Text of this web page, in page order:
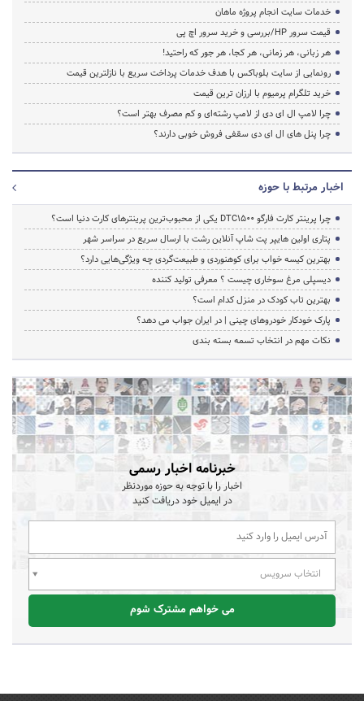
خدمات سایت انجام پروژه ماهان
قیمت سرور HP/بررسی و خرید سرور اچ پی
هر زبانی، هر زمانی، هر کجا، هر جور که راحتید!
رونمایی از سایت بلوباکس با هدف خدمات پرداخت سریع با نازلترین قیمت
خرید تلگرام پرمیوم با ارزان ترین قیمت
چرا لامپ ال ای دی از لامپ رشته‌ای و کم مصرف بهتر است؟
چرا پنل های ال ای دی سقفی فروش خوبی دارند؟
اخبار مرتبط با حوزه
چرا پرینتر کارت فارگو DTC1500 یکی از محبوب‌ترین پرینترهای کارت دنیا است؟
پتاری اولین هایپر پت شاپ آنلاین رشت با ارسال سریع در سراسر شهر
بهترین کیسه خواب برای کوهنوردی و طبیعت‌گردی چه ویژگی‌هایی دارد؟
دیسپلی مرغ سوخاری چیست ؟ معرفی تولید کننده
بهترین تاب کودک در منزل کدام است؟
پارک خودکار خودروهای چینی | در ایران جواب می دهد؟
نکات مهم در انتخاب تسمه بسته بندی
خبرنامه اخبار رسمی
اخبار را با توجه به حوزه موردنظر
در ایمیل خود دریافت کنید
انتخاب سرویس
می خواهم مشترک شوم